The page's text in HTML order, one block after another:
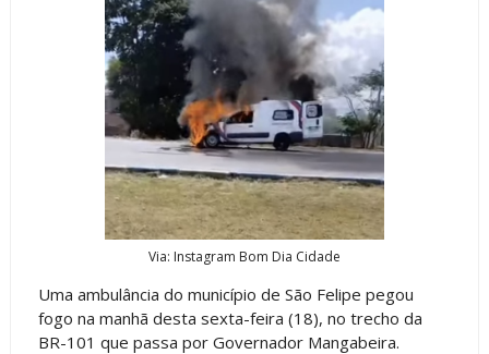
Via: Instagram Bom Dia Cidade
Uma ambulância do município de São Felipe pegou
fogo na manhã desta sexta-feira (18), no trecho da
BR-101 que passa por Governador Mangabeira.